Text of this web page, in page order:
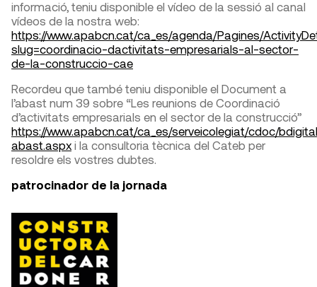
informació, teniu disponible el vídeo de la sessió al canal
vídeos de la nostra web:
https://www.apabcn.cat/ca_es/agenda/Pagines/
slug=coordinacio-dactivitats-empresarials-al-sector-
de-la-construccio-cae
Recordeu que també teniu disponible el Document a
l’abast num 39 sobre “Les reunions de Coordinació
d’activitats empresarials en el sector de la construcció”
https://www.apabcn.cat/ca_es/serveicolegiat/cdoc/
abast.aspx i la consultoria tècnica del Cateb per
resoldre els vostres dubtes.
patrocinador de la jornada